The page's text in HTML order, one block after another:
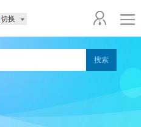
切换